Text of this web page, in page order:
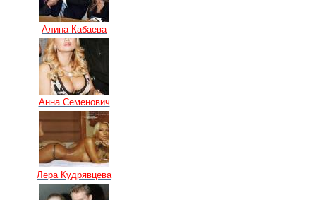
Алина Кабаева
Анна Семенович
Лера Кудрявцева